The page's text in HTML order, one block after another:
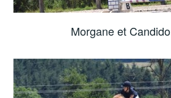
Morgane et Candido